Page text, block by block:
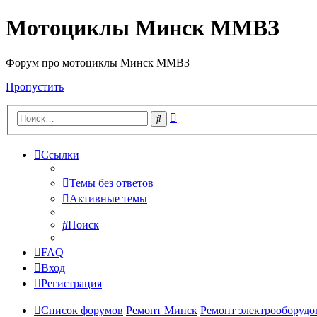
Мотоциклы Минск ММВЗ
Форум про мотоциклы Минск ММВЗ
Пропустить
Поиск
Ссылки
Темы без ответов
Активные темы
Поиск
FAQ
Вход
Регистрация
Список форумов Ремонт Минск Ремонт